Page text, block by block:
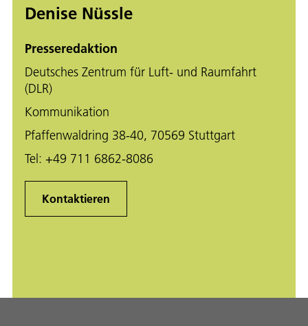
Denise Nüssle
Presseredaktion
Deutsches Zentrum für Luft- und Raumfahrt
(DLR)
Kommunikation
Pfaffenwaldring 38-40, 70569 Stuttgart
Tel: +49 711 6862-8086
Kontaktieren